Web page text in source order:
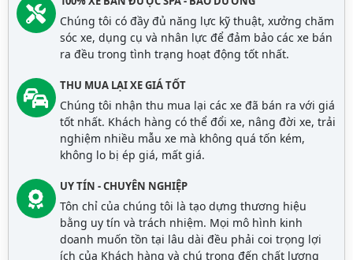
Chúng tôi có đầy đủ năng lực kỹ thuật, xưởng chăm
sóc xe, dụng cụ và nhân lực để đảm bảo các xe bán
ra đều trong tình trạng hoạt động tốt nhất.
THU MUA LẠI XE GIÁ TỐT
Chúng tôi nhận thu mua lại các xe đã bán ra với giá
tốt nhất. Khách hàng có thể đổi xe, nâng đời xe, trải
nghiệm nhiều mẫu xe mà không quá tốn kém,
không lo bị ép giá, mất giá.
UY TÍN - CHUYÊN NGHIỆP
Tôn chỉ của chúng tôi là tạo dựng thương hiệu
bằng uy tín và trách nhiệm. Mọi mô hình kinh
doanh muốn tồn tại lâu dài đều phải coi trọng lợi
ích của Khách hàng và chú trọng đến chất lượng